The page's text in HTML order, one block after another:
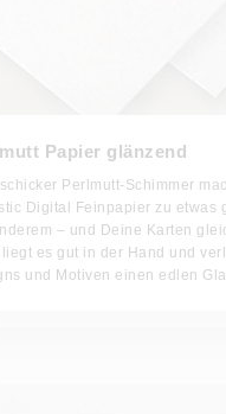
Papier glänzend
Perlmutt-Schimmer
Digital Feinpapier zu etwas
– und Deine Karten
liegt es gut in der Hand und
und Motiven einen edlen